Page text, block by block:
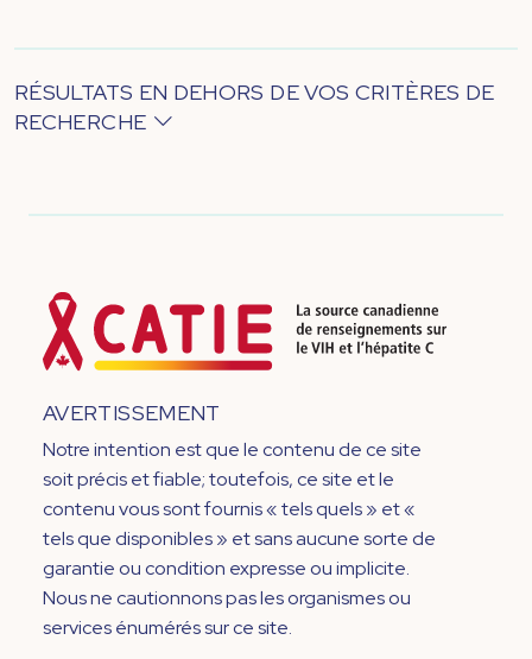
RÉSULTATS EN DEHORS DE VOS CRITÈRES DE
RECHERCHE
AVERTISSEMENT
Notre intention est que le contenu de ce site
soit précis et fiable; toutefois, ce site et le
contenu vous sont fournis « tels quels » et «
tels que disponibles » et sans aucune sorte de
garantie ou condition expresse ou implicite.
Nous ne cautionnons pas les organismes ou
services énumérés sur ce site.